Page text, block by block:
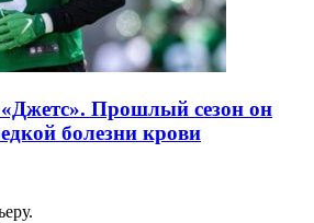
Прошлый сезон он
болезни крови